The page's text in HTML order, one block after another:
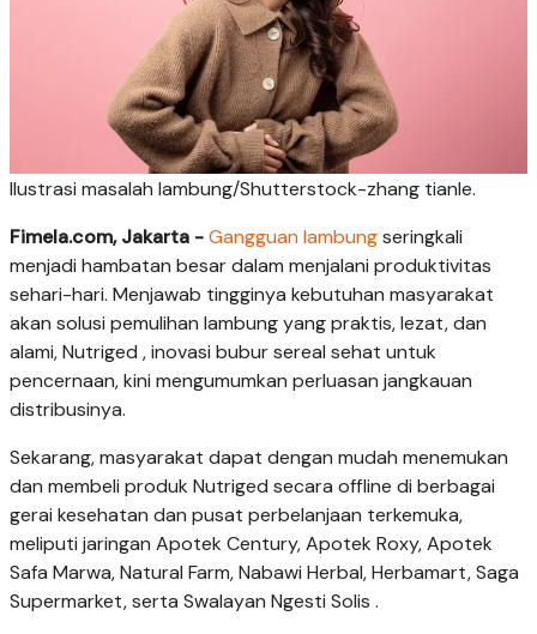
Ilustrasi masalah lambung/Shutterstock-zhang tianle.
Fimela.com, Jakarta -Gangguan lambungseringkali
menjadi hambatan besar dalam menjalani produktivitas
sehari-hari. Menjawab tingginya kebutuhan masyarakat
akan solusi pemulihan lambung yang praktis, lezat, dan
alami, Nutriged , inovasi bubur sereal sehat untuk
pencernaan, kini mengumumkan perluasan jangkauan
distribusinya.
Sekarang, masyarakat dapat dengan mudah menemukan
dan membeli produk Nutriged secara offline di berbagai
gerai kesehatan dan pusat perbelanjaan terkemuka,
meliputi jaringan Apotek Century, Apotek Roxy, Apotek
Safa Marwa, Natural Farm, Nabawi Herbal, Herbamart, Saga
Supermarket, serta Swalayan Ngesti Solis .